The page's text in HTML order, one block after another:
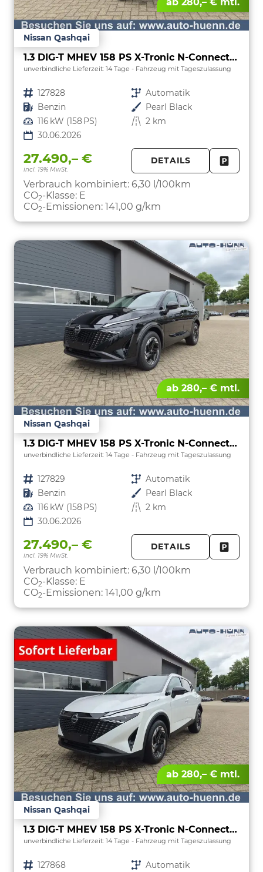
Nissan Qashqai
1.3 DIG-T MHEV 158 PS X-Tronic N-Connecta Teil-Leder PanoGlasdach Klimaautomatik Sitzheizung Lenkradheizung Navi ACC PDC v+h 360°Kamera DAB Bluetooth Touchscreen Apple CarPlay Android Auto 18"LM
unverbindliche Lieferzeit: 14 Tage Fahrzeug mit Tageszulassung
Fahrzeugnr. 127828 Getriebe Automatik
Kraftstoff Benzin Außenfarbe Pearl Black
Leistung 116 kW (158 PS) Kilometerstand 2 km
30.06.2026
27.490,– €
incl. 19% MwSt.
DETAILS
Verbrauch kombiniert: 6,30 l/100km
CO2-Klasse: E
CO2-Emissionen: 141,00 g/km
ab 280,– € mtl.
Nissan Qashqai
1.3 DIG-T MHEV 158 PS X-Tronic N-Connecta Teil-Leder PanoGlasdach Klimaautomatik Sitzheizung Lenkradheizung Navi ACC PDC v+h 360°Kamera DAB Bluetooth Touchscreen Apple CarPlay Android Auto 18"LM
unverbindliche Lieferzeit: 14 Tage Fahrzeug mit Tageszulassung
Fahrzeugnr. 127829 Getriebe Automatik
Kraftstoff Benzin Außenfarbe Pearl Black
Leistung 116 kW (158 PS) Kilometerstand 2 km
30.06.2026
27.490,– €
incl. 19% MwSt.
DETAILS
Verbrauch kombiniert: 6,30 l/100km
CO2-Klasse: E
CO2-Emissionen: 141,00 g/km
ab 280,– € mtl.
Nissan Qashqai
1.3 DIG-T MHEV 158 PS X-Tronic N-Connecta Teil-Leder PanoGlasdach Klimaautomatik Sitzheizung Lenkradheizung Navi ACC PDC v+h 360°Kamera DAB Bluetooth Touchscreen Apple CarPlay Android Auto 18"LM
unverbindliche Lieferzeit: 14 Tage Fahrzeug mit Tageszulassung
Fahrzeugnr. 127868 Getriebe Automatik